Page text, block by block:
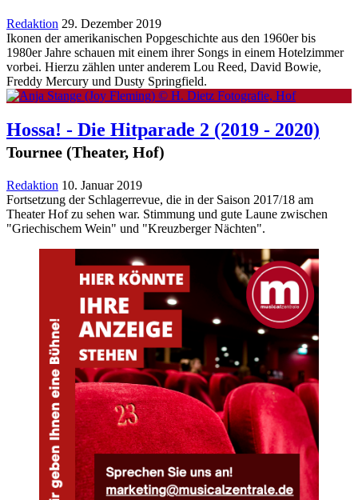
Redaktion 29. Dezember 2019
Ikonen der amerikanischen Popgeschichte aus den 1960er bis
1980er Jahre schauen mit einem ihrer Songs in einem Hotelzimmer
vorbei. Hierzu zählen unter anderem Lou Reed, David Bowie,
Freddy Mercury und Dusty Springfield.
Hossa! - Die Hitparade 2 (2019 - 2020)
Tournee (Theater, Hof)
Redaktion 10. Januar 2019
Fortsetzung der Schlagerrevue, die in der Saison 2017/18 am
Theater Hof zu sehen war. Stimmung und gute Laune zwischen
"Griechischem Wein" und "Kreuzberger Nächten".